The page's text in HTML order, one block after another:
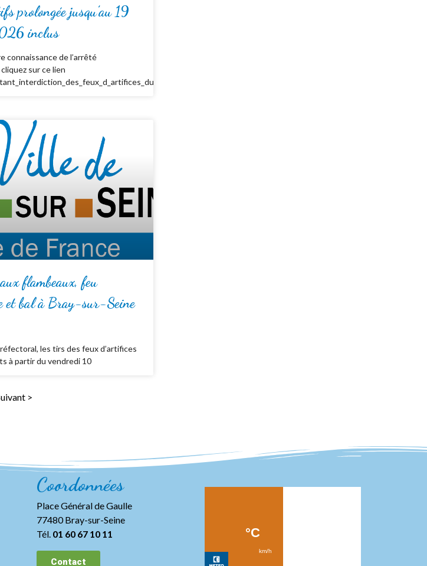
prolongée jusqu’au 19
inclus
connaissance de l’arrêté
sur ce lien
flambeaux, feu
et bal à Bray-sur-Seine
les tirs des feux d’artifices
à partir du vendredi 10
>
Coordonnées
Place Général de Gaulle
77480 Bray-sur-Seine
Tél. 01 60 67 10 11
Contact